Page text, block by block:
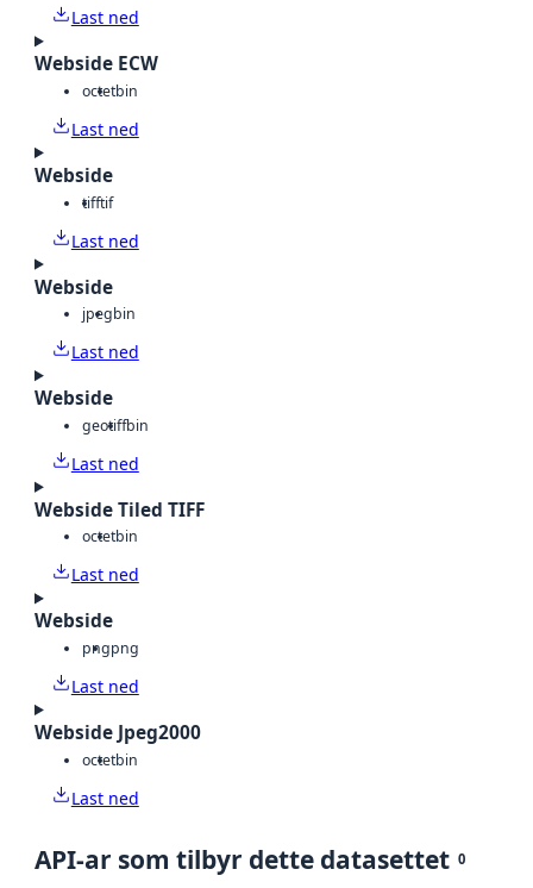
Last ned
Webside ECW
octetbin
Last ned
Webside
tifftif
Last ned
Webside
jpegbin
Last ned
Webside
geotiffbin
Last ned
Webside Tiled TIFF
octetbin
Last ned
Webside
pngpng
Last ned
Webside Jpeg2000
octetbin
Last ned
API-ar som tilbyr dette datasettet 0